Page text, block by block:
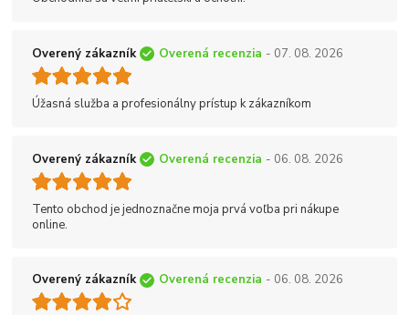
Overený zákazník Overená recenzia - 07. 08. 2026
Úžasná služba a profesionálny prístup k zákazníkom
Overený zákazník Overená recenzia - 06. 08. 2026
Tento obchod je jednoznačne moja prvá voľba pri nákupe
online.
Overený zákazník Overená recenzia - 06. 08. 2026